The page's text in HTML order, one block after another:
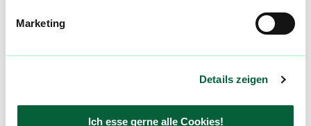
Marketing
Details zeigen
Ich esse gerne alle Cookies!
Community
und Bewertungen flowzz noch besser zu